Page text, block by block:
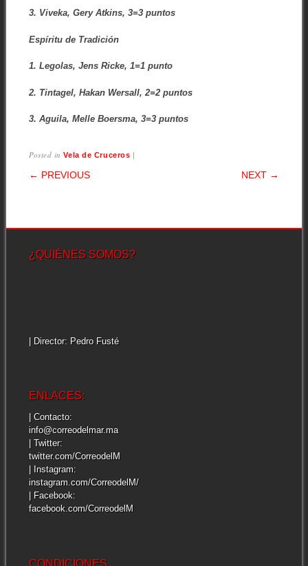
3. Viveka, Gery Atkins, 3=3 puntos
Espíritu de Tradición
1. Legolas, Jens Ricke, 1=1 punto
2. Tintagel, Hakan Wersall, 2=2 puntos
3. Aguila, Melle Boersma, 3=3 puntos
Posted inVela de Cruceros |
POST NAVIGATION
← PREVIOUS NEXT →
¿QUIÉNES SOMOS?
| Director: Pedro Fusté
ENLACES:
| Contacto:
info@correodelmar.ma
| Twitter:
twitter.com/CorreodelM
| Instagram:
instagram.com/CorreodelM/
| Facebook:
facebook.com/CorreodelM
CONDICIONES